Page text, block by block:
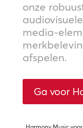
onze
media-
afspelen.
Ga voor